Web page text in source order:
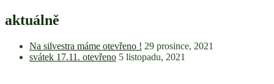
aktuálně
Na silvestra máme otevřeno ! 29 prosince, 2021
svátek 17.11. otevřeno 5 listopadu, 2021